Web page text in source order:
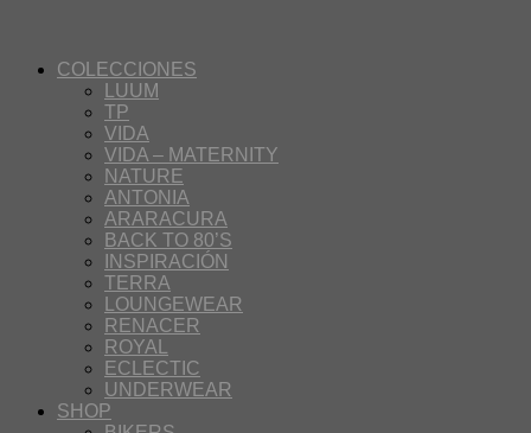
COLECCIONES
LUUM
TP
VIDA
VIDA – MATERNITY
NATURE
ANTONIA
ARARACURA
BACK TO 80’S
INSPIRACIÓN
TERRA
LOUNGEWEAR
RENACER
ROYAL
ECLECTIC
UNDERWEAR
SHOP